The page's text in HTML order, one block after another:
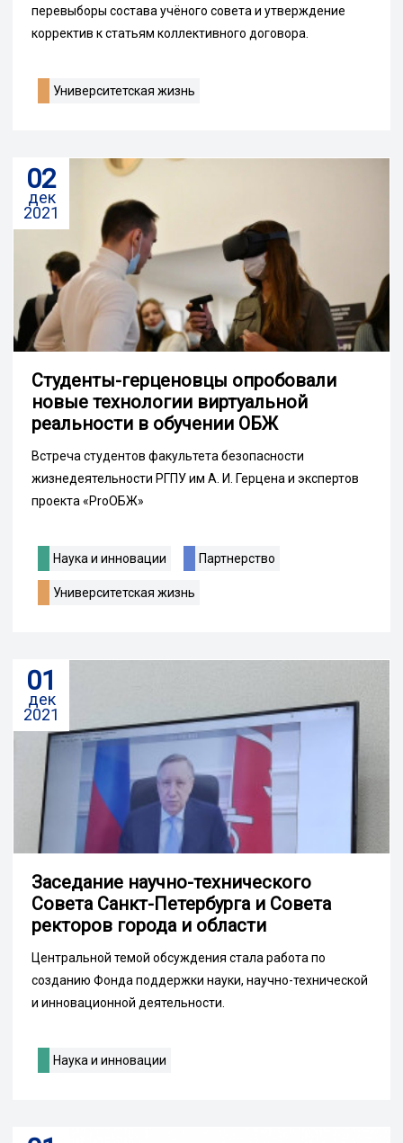
перевыборы состава учёного совета и утверждение
корректив к статьям коллективного договора.
Университетская жизнь
02
дек
2021
Студенты-герценовцы опробовали
новые технологии виртуальной
реальности в обучении ОБЖ
Встреча студентов факультета безопасности
жизнедеятельности РГПУ им А. И. Герцена и экспертов
проекта «ProОБЖ»
Наука и инновации Партнерство
Университетская жизнь
01
дек
2021
Заседание научно-технического
Совета Санкт-Петербурга и Совета
ректоров города и области
Центральной темой обсуждения стала работа по
созданию Фонда поддержки науки, научно-технической
и инновационной деятельности.
Наука и инновации